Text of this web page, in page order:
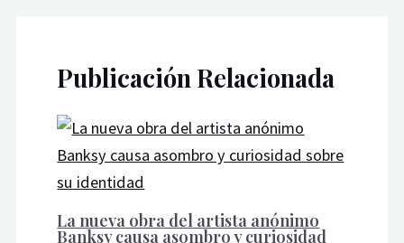
Publicación Relacionada
La nueva obra del artista anónimo
Banksy causa asombro y curiosidad